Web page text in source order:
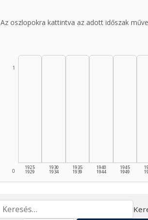
Az oszlopokra kattintva az adott időszak
0
1
1925
1929
1930
1934
1935
1939
1940
1944
1945
1949